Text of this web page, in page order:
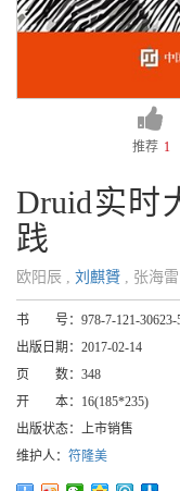
推荐 1
Druid实时
践
欧阳辰 , 刘麒贇 , 张海
书 号： 978-7-121-30623-
出版日期： 2017-02-14
页 数： 348
开 本： 16(185*235)
出版状态：
上市销售
维护人： 符隆美